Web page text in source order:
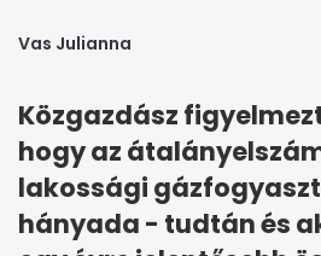
Vas Julianna
Közgazdász
hogy az
lakossági
hányada - tudtán és